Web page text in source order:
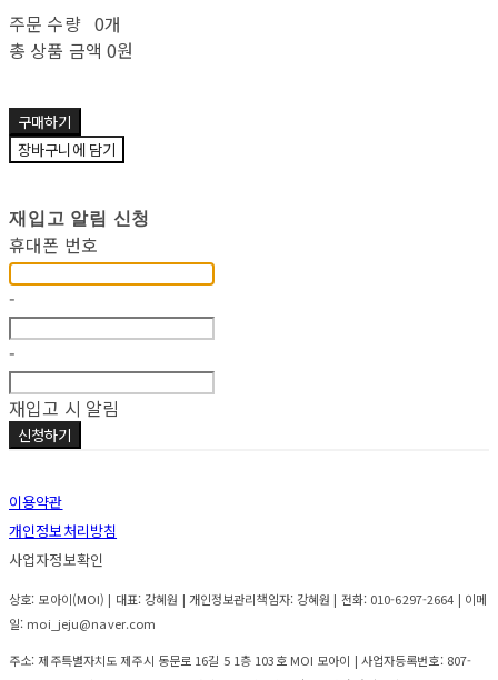
주문 수량 0개
총 상품 금액 0원
구매하기
장바구니에 담기
재입고 알림 신청
휴대폰 번호
-
-
재입고 시 알림
신청하기
이용약관
개인정보처리방침
사업자정보확인
상호: 모아이(MOI) | 대표: 강혜원 | 개인정보관리책임자: 강혜원 | 전화: 010-6297-2664 | 이메
일: moi_jeju@naver.com
주소: 제주특별자치도 제주시 동문로 16길 5 1층 103호 MOI 모아이 | 사업자등록번호: 807-